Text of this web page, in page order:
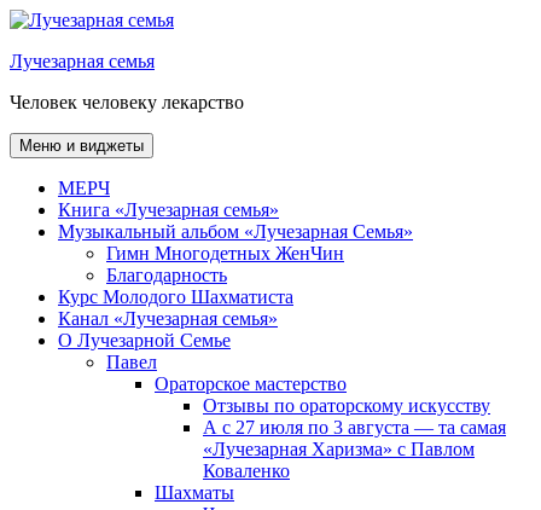
Перейти
содержимому
Лучезарная семья
Человек человеку лекарство
Меню и виджеты
МЕРЧ
Книга «Лучезарная семья»
Музыкальный альбом «Лучезарная Семья»
Гимн Многодетных ЖенЧин
Благодарность
Курс Молодого Шахматиста
Канал «Лучезарная семья»
О Лучезарной Семье
Павел
Ораторское мастерство
Отзывы по ораторскому искусству
А с 27 июля по 3 августа — та самая
«Лучезарная Харизма» с Павлом
Коваленко
Шахматы